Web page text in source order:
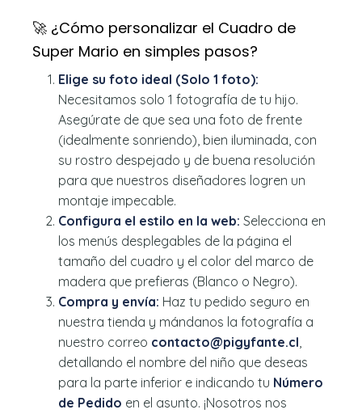
🚀 ¿Cómo personalizar el Cuadro de
Super Mario en simples pasos?
Elige su foto ideal (Solo 1 foto):
Necesitamos solo 1 fotografía de tu hijo.
Asegúrate de que sea una foto de frente
(idealmente sonriendo), bien iluminada, con
su rostro despejado y de buena resolución
para que nuestros diseñadores logren un
montaje impecable.
Configura el estilo en la web: Selecciona en
los menús desplegables de la página el
tamaño del cuadro y el color del marco de
madera que prefieras (Blanco o Negro).
Compra y envía: Haz tu pedido seguro en
nuestra tienda y mándanos la fotografía a
nuestro correo contacto@pigyfante.cl,
detallando el nombre del niño que deseas
para la parte inferior e indicando tu Número
de Pedido en el asunto. ¡Nosotros nos